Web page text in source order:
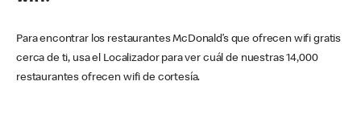
Para encontrar los restaurantes McDonald’s que ofrecen wifi gratis
cerca de ti, usa el Localizador para ver cuál de nuestras 14,000
restaurantes ofrecen wifi de cortesía.